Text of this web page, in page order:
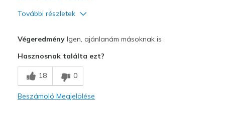
További részletek
Breathe Well
Comfortable
VégeredményIgen, ajánlanám másoknak is
Hasznosnak találta ezt?
18 0
Beszámoló Megjelölése